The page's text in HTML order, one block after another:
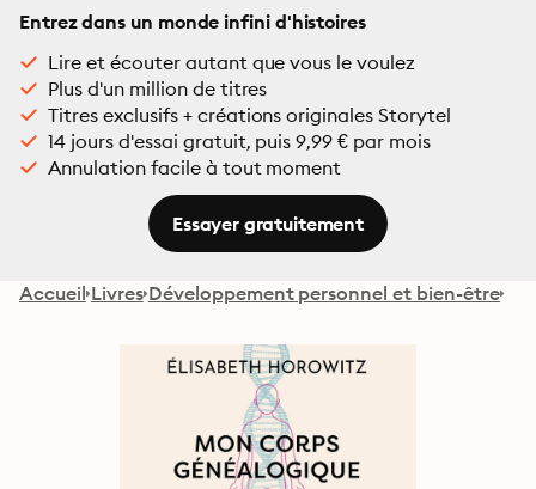
Entrez dans un monde infini d'histoires
Lire et écouter autant que vous le voulez
Plus d'un million de titres
Titres exclusifs + créations originales Storytel
14 jours d'essai gratuit, puis 9,99 € par mois
Annulation facile à tout moment
Essayer gratuitement
Accueil Livres Développement personnel et bien-être